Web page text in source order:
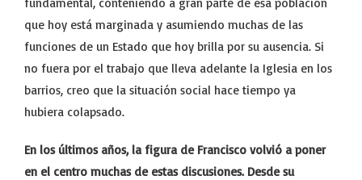
que hoy está marginada y asumiendo muchas de las
funciones de un Estado que hoy brilla por su ausencia. Si
no fuera por el trabajo que lleva adelante la Iglesia en los
barrios, creo que la situación social hace tiempo ya
hubiera colapsado.
En los últimos años, la figura de Francisco volvió a poner
en el centro muchas de estas discusiones. Desde su